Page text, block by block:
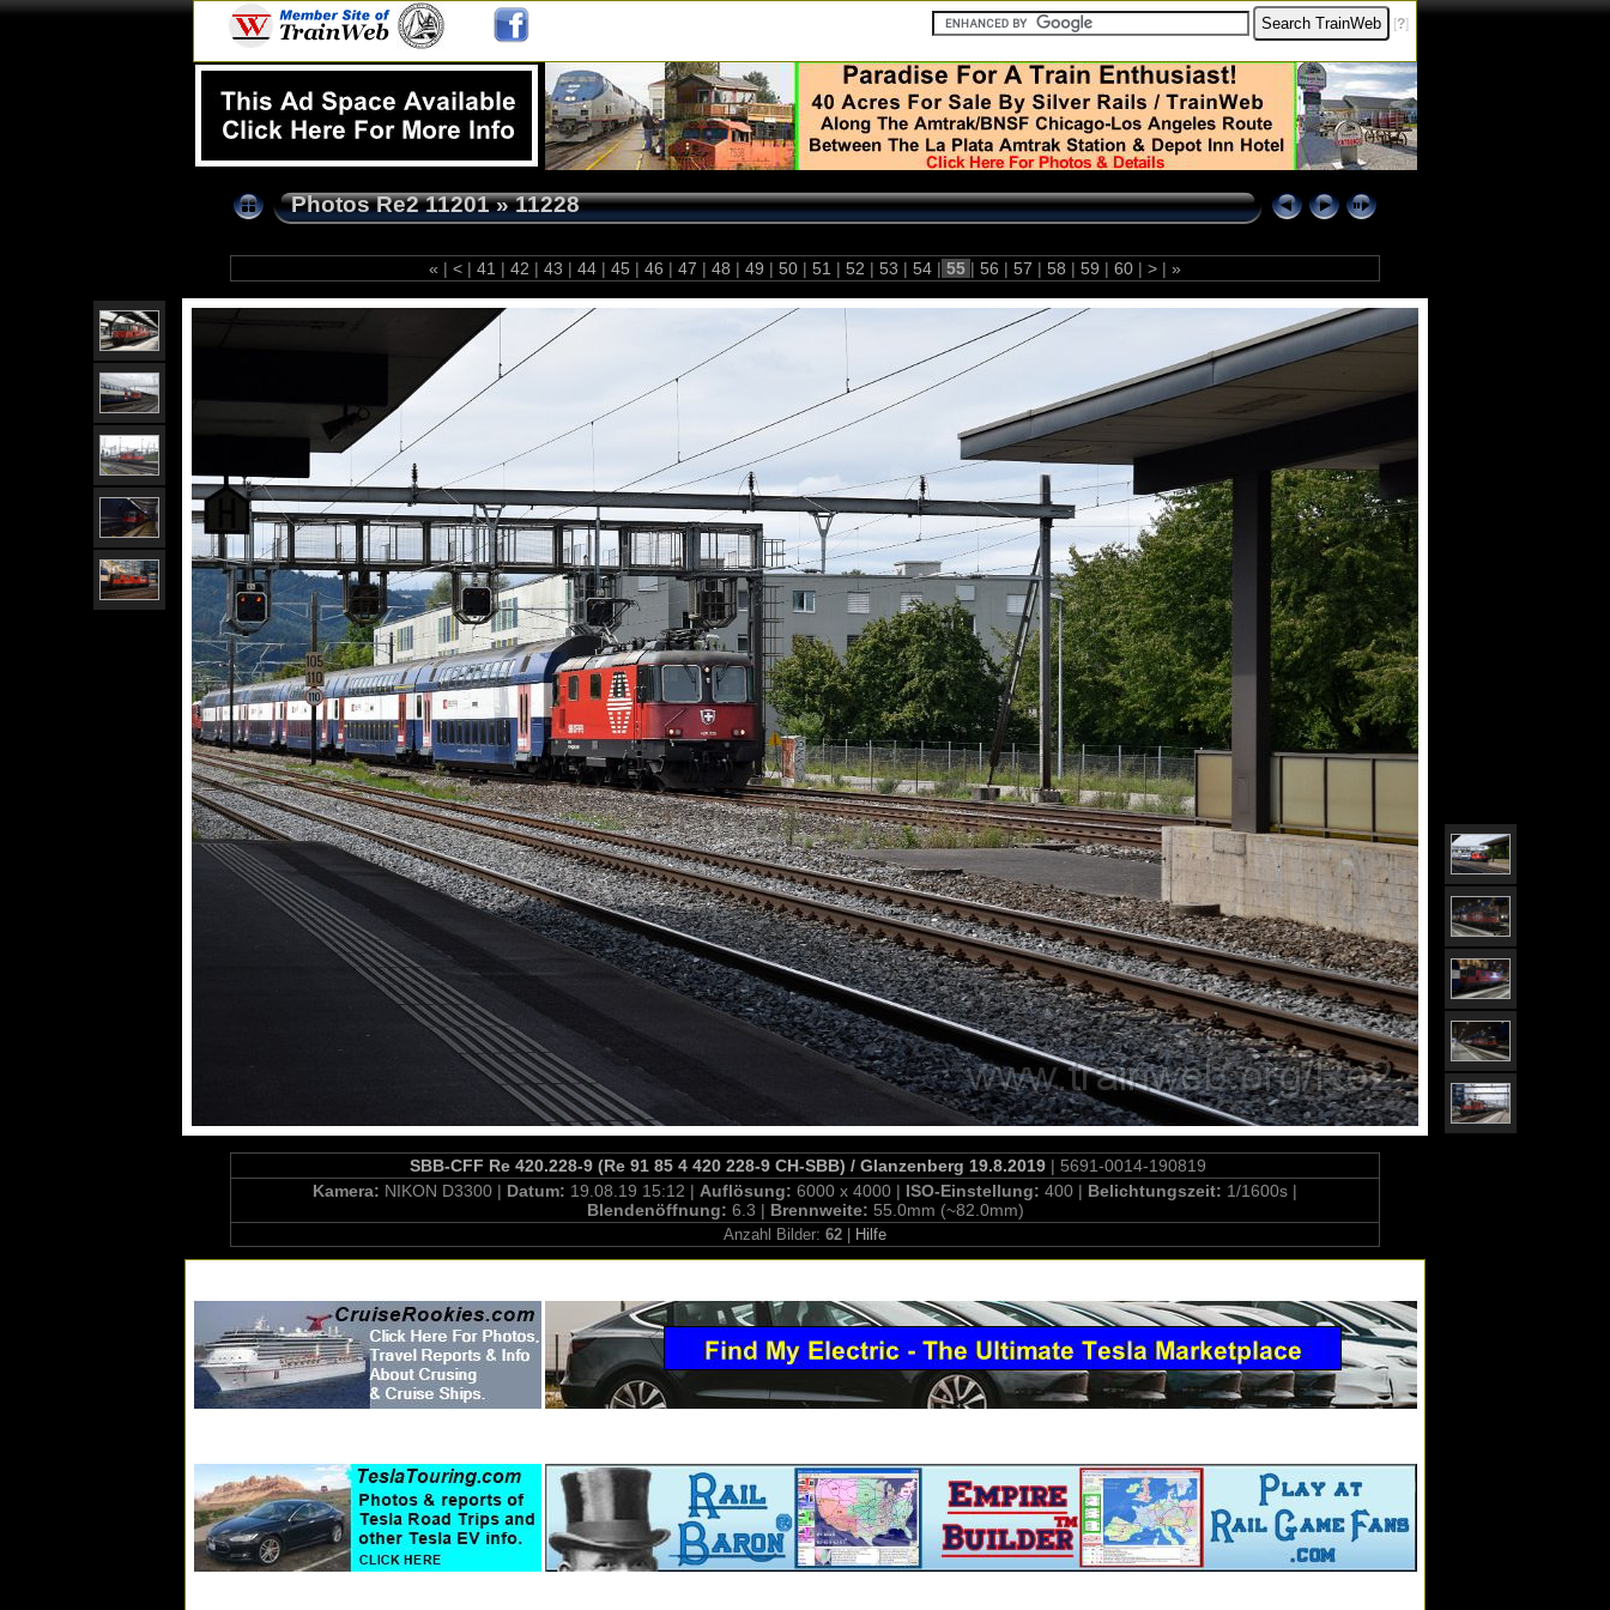
[?]
Photos Re2 11201»11228
« | < | 41 | 42 | 43 | 44 | 45 | 46 | 47 | 48 | 49 | 50 | 51 | 52 | 53 | 54 | 55 | 56 | 57 | 58 | 59 | 60 | > | »
SBB-CFF Re 420.228-9 (Re 91 85 4 420 228-9 CH-SBB) / Glanzenberg 19.8.2019| 5691-0014-190819
Kamera: NIKON D3300 | Datum: 19.08.19 15:12 | Auflösung: 6000 x 4000 | ISO-Einstellung: 400 | Belichtungszeit: 1/1600s |
Blendenöffnung: 6.3 | Brennweite: 55.0mm (~82.0mm)
Anzahl Bilder: 62 Hilfe